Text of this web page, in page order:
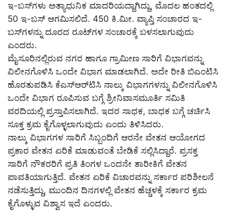
ಇ-ಬಸ್‌ಗಳು ಅತ್ಯಾಧುನಿಕ ಮಾದರಿಯದ್ದಾಗಿದ್ದು, ಮೊದಲ ಹಂತದಲ್ಲಿ
50 ಇ-ಬಸ್ ಆಗಮಿಸಲಿದೆ. 450 ಕಿ.ಮೀ. ವ್ಯಾಪ್ತಿ ಸಂಚಾರದ ಇ-
ಬಸ್‌ಗಳನ್ನು ದೂರದ ರೂಟ್‌ಗಳ ಸಂಚಾರಕ್ಕೆ ಬಳಸಲಾಗುವುದು
ಎಂದರು.
ಮೈಸೂರಿನಲ್ಲಿರುವ ನಗರ ಹಾಗೂ ಗ್ರಾಮೀಣ ಸಾರಿಗೆ ವಿಭಾಗವನ್ನು
ವಿಲೀನಗೊಳಿಸಿ ಒಂದೇ ವಿಭಾಗ ಮಾಡಲಾಗಿದೆ. ಅದೇ ರೀತಿ ಬಿಎಂಟಿಸಿ
ಹೊರತುಪಡಿಸಿ ಕೆಎಸ್‌ಆರ್‌ಟಿಸಿ ನಾಲ್ಕು ವಿಭಾಗಗಳನ್ನು ವಿಲೀನಗೊಳಿಸಿ
ಒಂದೇ ವಿಭಾಗ ರೂಪಿಸುವ ಬಗ್ಗೆ ಶ್ರೀನಿವಾಸಮೂರ್ತಿ ಸಮಿತಿ
ವರದಿಯಲ್ಲಿ ಪ್ರಸ್ತಾಪಿಸಲಾಗಿದೆ. ಇದರ ಸಾಧಕ, ಬಾಧಕ ಬಗ್ಗೆ ಚರ್ಚಿಸಿ
ಸೂಕ್ತ ಕ್ರಮ ಕೈಗೊಳ್ಳಲಾಗುವುದು ಎಂದು ತಿಳಿಸಿದರು.
ನಾಲ್ಕು ವಿಭಾಗಗಳ ಸಾರಿಗೆ ಸಿಬ್ಬಂದಿಗೆ ಆರನೇ ವೇತನ ಆಯೋಗದ
ಪ್ರಕಾರ ವೇತನ ಏರಿಕೆ ಮಾಡುವಂತೆ ಬೇಡಿಕೆ ಸಲ್ಲಿಸಿದ್ದಾರೆ. ಪ್ರಸಕ್ತ
ಸಾರಿಗೆ ನೌಕರರಿಗೆ ಪ್ರತಿ ತಿಂಗಳ ಒಂದನೇ ತಾರೀಕಿಗೆ ವೇತನ
ಪಾವತಿಯಾಗುತ್ತಿದೆ. ವೇತನ ಏರಿಕೆ ವಿಚಾರವನ್ನು ಸರ್ಕಾರ ಪರಿಶೀಲನೆ
ನಡೆಸುತ್ತಿದ್ದು, ಮುಂದಿನ ದಿನಗಳಲ್ಲಿ ವೇತನ ಹೆಚ್ಚಳಕ್ಕೆ ಸರ್ಕಾರ ಕ್ರಮ
ಕೈಗೊಳ್ಳುವ ವಿಶ್ವಾಸ ಇದೆ ಎಂದರು.